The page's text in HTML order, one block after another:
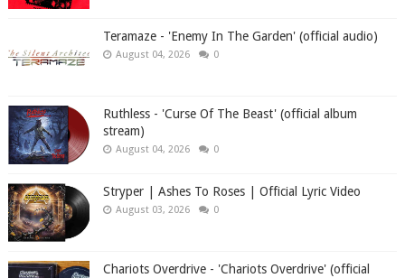
Teramaze - 'Enemy In The Garden' (official audio)
August 04, 2026 0
Ruthless - 'Curse Of The Beast' (official album
stream)
August 04, 2026 0
Stryper | Ashes To Roses | Official Lyric Video
August 03, 2026 0
Chariots Overdrive - 'Chariots Overdrive' (official